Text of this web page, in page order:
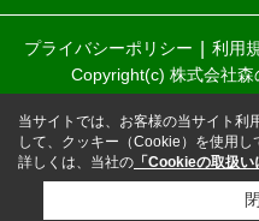
プライバシーポリシー 利用
Copyright(c) 株式会社森
当サイトでは、お客様の当サイト利
して、クッキー（Cookie）を使用し
詳しくは、当社の 「Cookieの取扱い